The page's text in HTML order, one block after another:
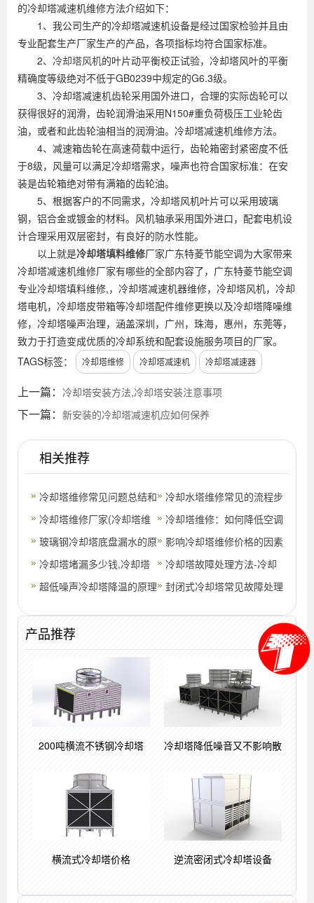
的冷却塔减速机维修方法介绍如下：
1、我公司生产的冷却塔减速机设备是经过国家检验并且由
专业配套生产厂家生产的产品，各项指标均符合国家标准。
2、 冷却塔风机的叶片动平衡校正试验，冷却塔风叶的平衡
精确度等级绝对不低于GB0239中规定的G6.3级。
3、冷却塔减速机齿轮采用国外进口，合理的实际齿轮可以
获得很好的润滑，齿轮润滑油采用N150#重负荷极压工业轮齿
油，或者和此齿轮油相当的润滑油。冷却塔减速机维修方法。
4、减速箱齿轮在高速荷载中运行，齿轮箱密封紧密度不低
于8级，风量可以满足冷却塔需求，噪声也符合国家标准：在安
装是齿轮箱绝对带有满箱的齿轮油。
5、根据客户的不同需求，冷却塔风机叶片可以采用玻璃
钢，铝合金或镀金的材料。风机轴承采用国外进口，配套电机设
计合理采用双层密封，有良好的防水性能。
以上就是冷却塔填料维修厂家广东特菱节能空调为大家带来
冷却塔减速机维修厂家有哪些的全部内容了，广东特菱节能空调
专业冷却塔填料维修,，冷却塔减速机器维修，冷却塔风机，冷却
塔电机，冷却塔皮带箱等冷却塔配件维修更换以及冷却塔降噪维
修，冷却塔噪声治理，涵盖深圳，广州，珠海，惠州，东莞等，
致力于打造变成优质的冷却系统和配套设施服务项目的厂家。
TAGS标签：
冷却塔维修 冷却塔减速机 冷却塔减速器
上一篇： 冷却塔安装方法,冷却塔安装注意事项
下一篇： 新安装的冷却塔减速机应如何保养
相关推荐
冷却塔维修常见问题总结和
施工措施
冷却水塔维修常见的流程步
骤有哪些
冷却塔维修厂家(冷却塔维
修厂家定制)
冷却塔维修：如何降低空调
冷却塔的噪音？(冷却塔噪
声维修)
玻璃钢冷却塔底盘漏水的原
因及处理办法
影响冷却塔维修价格的因素
是有哪些(冷却塔维修施工
方案及报
冷却塔堵漏多少钱,冷却塔
渗水维修怎么收费
冷却塔故障处理方法-冷却
塔维修注意事项有哪些？
超低噪声冷却塔​降温的原理
封闭式冷却塔常见故障处理
产品推荐
200吨横流不锈钢冷却塔 冷却塔降低噪音又不影响散
横流式冷却塔价格 逆流密闭式冷却塔设备